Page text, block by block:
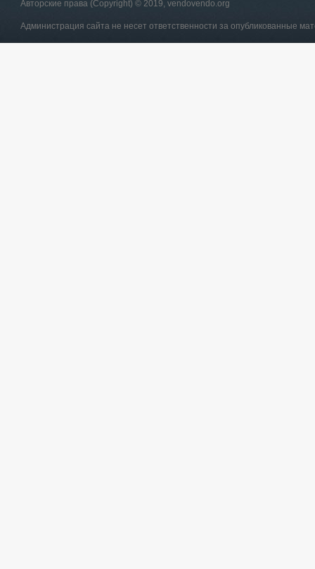
Авторские права (Copyright) © 2019, vendovendo.org
Администрация сайта не несет ответственности за опубликованные